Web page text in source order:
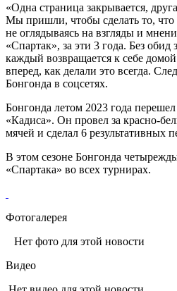
«Одна страница закрывается,
Мы пришли, чтобы сделать то,
не оглядываясь на взгляды и
«Спартак», за эти 3 года. Без
каждый возвращается к себе
вперед, как делали это всегда.
Бонгонда в соцсетях.
Бонгонда летом 2023 года
«Кадиса». Он провел за красно-
мячей и сделал 6 результативных
В этом сезоне Бонгонда
«Спартака» во всех турнирах.
Фотогалерея
Нет фото для этой новости
Видео